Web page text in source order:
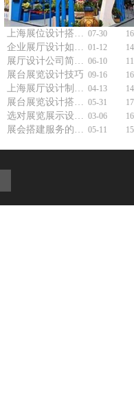
07-30
01-12
展厅设计公司简述展厅设计注意什么 06-10
展台展览设计技巧 09-16
04-13
05-31
03-06
05-11